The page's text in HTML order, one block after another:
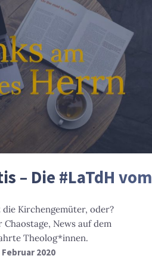
– Die #LaTdH vom
Kirchengemüter, oder?
News auf dem
Theolog*innen.
Februar 2020